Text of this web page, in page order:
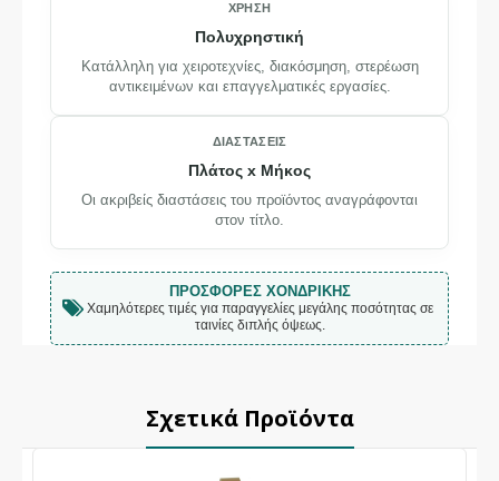
ΧΡΉΣΗ
Πολυχρηστική
Κατάλληλη για χειροτεχνίες, διακόσμηση, στερέωση
αντικειμένων και επαγγελματικές εργασίες.
ΔΙΑΣΤΆΣΕΙΣ
Πλάτος x Μήκος
Οι ακριβείς διαστάσεις του προϊόντος αναγράφονται
στον τίτλο.
ΠΡΟΣΦΟΡΈΣ ΧΟΝΔΡΙΚΉΣ
Χαμηλότερες τιμές για παραγγελίες μεγάλης ποσότητας σε
ταινίες διπλής όψεως.
Σχετικά Προϊόντα